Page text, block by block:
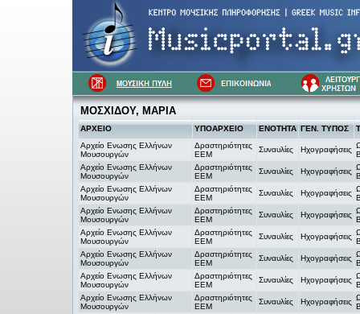
ΜΟΣΧΙΔΟΥ, ΜΑΡΙΑ
ΑΡΧΕΙΟ ΥΠΟΑΡΧΕΙΟ ΕΝΟΤΗΤΑ ΓΕΝ. ΤΥΠΟΣ
Αρχείο Ενωσης Ελλήνων
Μουσουργών
Δραστηριότητες
ΕΕΜ
Συναυλίες Ηχογραφήσεις
Αρχείο Ενωσης Ελλήνων
Μουσουργών
Δραστηριότητες
ΕΕΜ
Συναυλίες Ηχογραφήσεις
Αρχείο Ενωσης Ελλήνων
Μουσουργών
Δραστηριότητες
ΕΕΜ
Συναυλίες Ηχογραφήσεις
Αρχείο Ενωσης Ελλήνων
Μουσουργών
Δραστηριότητες
ΕΕΜ
Συναυλίες Ηχογραφήσεις
Αρχείο Ενωσης Ελλήνων
Μουσουργών
Δραστηριότητες
ΕΕΜ
Συναυλίες Ηχογραφήσεις
Αρχείο Ενωσης Ελλήνων
Μουσουργών
Δραστηριότητες
ΕΕΜ
Συναυλίες Ηχογραφήσεις
Αρχείο Ενωσης Ελλήνων
Μουσουργών
Δραστηριότητες
ΕΕΜ
Συναυλίες Ηχογραφήσεις
Αρχείο Ενωσης Ελλήνων
Μουσουργών
Δραστηριότητες
ΕΕΜ
Συναυλίες Ηχογραφήσεις